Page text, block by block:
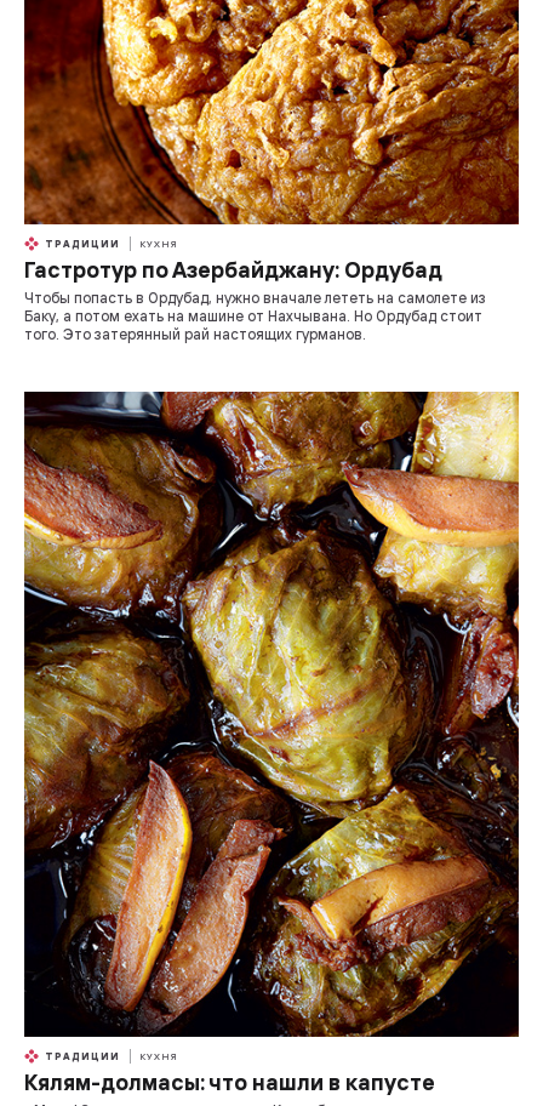
ТРАДИЦИИ КУХНЯ
Гастротур по Азербайджану: Ордубад
Чтобы попасть в Ордубад, нужно вначале лететь на самолете из
Баку, а потом ехать на машине от Нахчывана. Но Ордубад стоит
того. Это затерянный рай настоящих гурманов.
ТРАДИЦИИ КУХНЯ
Кялям-долмасы: что нашли в капусте